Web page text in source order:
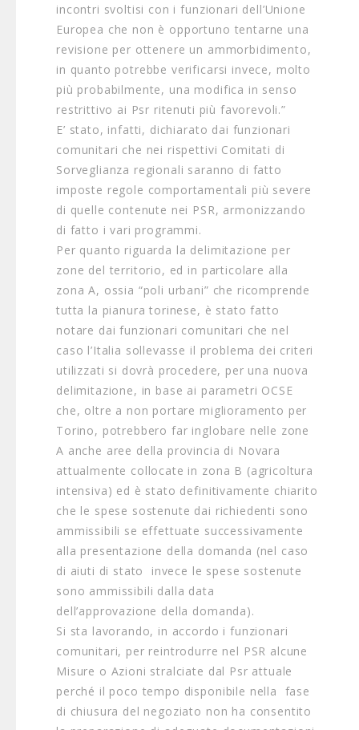
incontri svoltisi con i funzionari dell’Unione
Europea che non è opportuno tentarne una
revisione per ottenere un ammorbidimento,
in quanto potrebbe verificarsi invece, molto
più probabilmente, una modifica in senso
restrittivo ai Psr ritenuti più favorevoli.”
E’ stato, infatti, dichiarato dai funzionari
comunitari che nei rispettivi Comitati di
Sorveglianza regionali saranno di fatto
imposte regole comportamentali più severe
di quelle contenute nei PSR, armonizzando
di fatto i vari programmi.
Per quanto riguarda la delimitazione per
zone del territorio, ed in particolare alla
zona A, ossia “poli urbani” che ricomprende
tutta la pianura torinese, è stato fatto
notare dai funzionari comunitari che nel
caso l’Italia sollevasse il problema dei criteri
utilizzati si dovrà procedere, per una nuova
delimitazione, in base ai parametri OCSE
che, oltre a non portare miglioramento per
Torino, potrebbero far inglobare nelle zone
A anche aree della provincia di Novara
attualmente collocate in zona B (agricoltura
intensiva) ed è stato definitivamente chiarito
che le spese sostenute dai richiedenti sono
ammissibili se effettuate successivamente
alla presentazione della domanda (nel caso
di aiuti di stato invece le spese sostenute
sono ammissibili dalla data
dell’approvazione della domanda).
Si sta lavorando, in accordo i funzionari
comunitari, per reintrodurre nel PSR alcune
Misure o Azioni stralciate dal Psr attuale
perché il poco tempo disponibile nella fase
di chiusura del negoziato non ha consentito